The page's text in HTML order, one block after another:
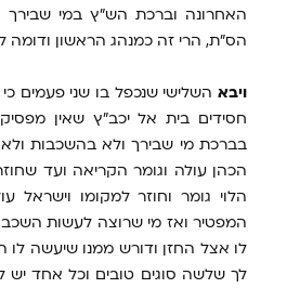
האחרונה וברכת הש"ץ במי שבירך
הס"ת, הרי זה כמנהג הראשון
ויבא השלישי שנכפל בו שני פעמים
חסידים בית אל יכב"ץ שאין
בברכת מי שבירך ולא בהשכבות
הכהן עולה וגומר הקריאה ועד
הלוי גומר וחוזר למקומו וישראל
המפטיר ואז מי שרוצה לעשות
לו אצל החזן ודורש ממנו שיעשה לו
לך שלשה סוגים טובים וכל אחד יש